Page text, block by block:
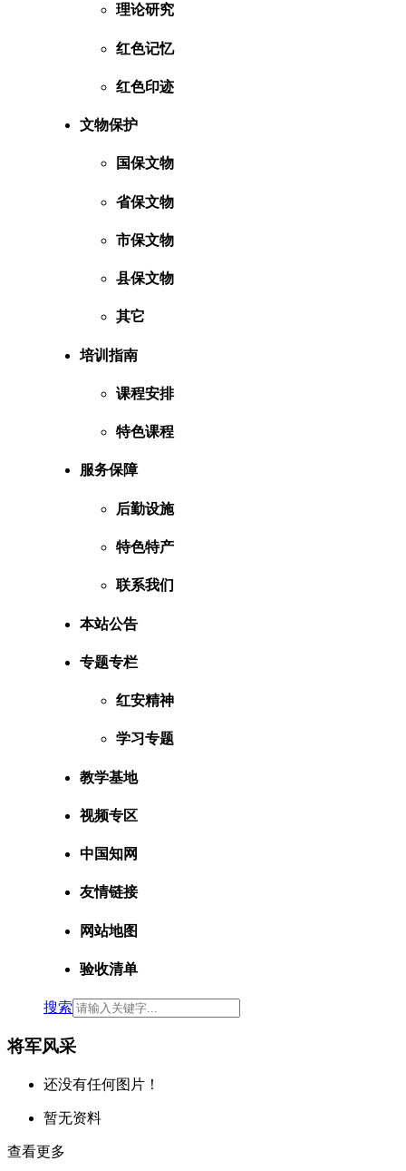
理论研究
红色记忆
红色印迹
文物保护
国保文物
省保文物
市保文物
县保文物
其它
培训指南
课程安排
特色课程
服务保障
后勤设施
特色特产
联系我们
本站公告
专题专栏
红安精神
学习专题
教学基地
视频专区
中国知网
友情链接
网站地图
验收清单
搜索
将军风采
还没有任何图片！
暂无资料
查看更多